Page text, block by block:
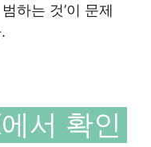
하는 것’이 문제
서 확인